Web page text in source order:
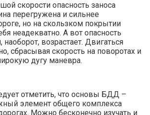
скорости опасность заноса
перегружена и сильнее
но на скользком покрытии
неадекватно. А вот опасность
наоборот, возрастает. Двигаться
сбрасывая скорость на поворотах и
дугу маневра.
отметить, что основы БДД –
элемент общего комплекса
Можно бесконечно изучать и